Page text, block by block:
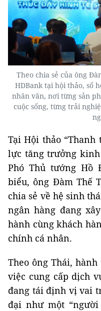
Theo chia sẻ của ông
HDBank tại hội thảo, số
nhân văn, nơi từng sản
cuộc sống, từng trải
Tại Hội thảo
lực tăng trưởng
Phó Thủ tướng Hồ
biểu, ông Đàm Thế
chia sẻ về hệ sinh
ngân hàng đang
hành cùng khách
chính cá nhân.
Theo ông Thái,
việc cung cấp dịch
đang tái định vị vai
đại như một